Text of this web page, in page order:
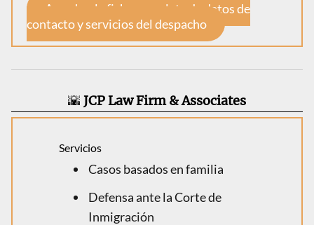
Accede a la ficha completa de datos de
contacto y servicios del despacho
🌇 JCP Law Firm & Associates
Servicios
Casos basados en familia
Defensa ante la Corte de
Inmigración